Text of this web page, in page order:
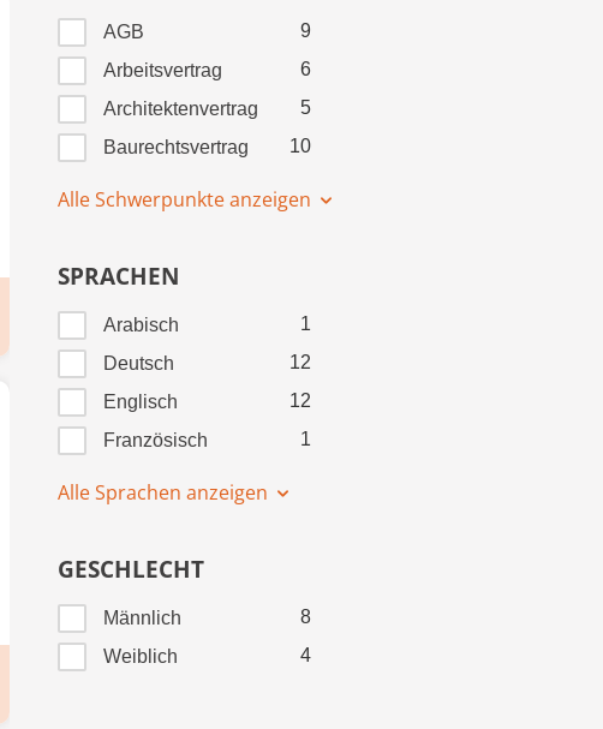
AGB
9
Arbeitsvertrag
6
Architektenvertrag
5
Baurechtsvertrag
10
Alle Schwerpunkte anzeigen
SPRACHEN
Arabisch
1
Deutsch
12
Englisch
12
Französisch
1
Alle Sprachen anzeigen
GESCHLECHT
Männlich
8
Weiblich
4